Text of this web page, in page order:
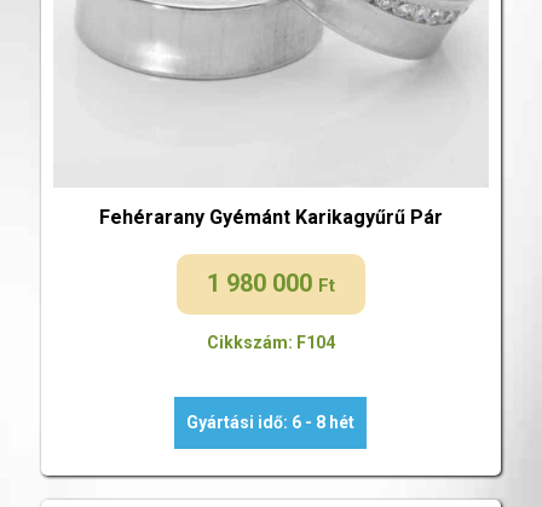
Fehérarany Gyémánt Karikagyűrű Pár
1 980 000 Ft
Cikkszám: F104
Gyártási idő: 6 - 8 hét